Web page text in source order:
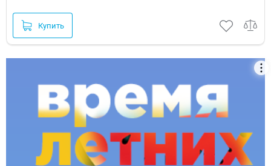
Купить